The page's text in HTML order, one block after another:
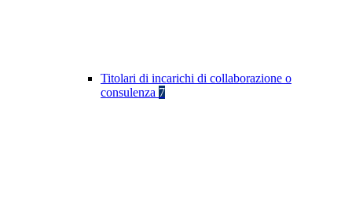
Titolari di incarichi di collaborazione o
consulenza 7